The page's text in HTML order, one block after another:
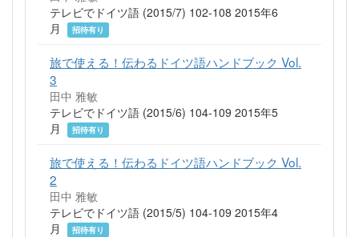
テレビでドイツ語 (2015/7) 102-108 2015年6
月
招待有り
旅で使える！伝わるドイツ語ハンドブック Vol.
3
田中 雅敏
テレビでドイツ語 (2015/6) 104-109 2015年5
月
招待有り
旅で使える！伝わるドイツ語ハンドブック Vol.
2
田中 雅敏
テレビでドイツ語 (2015/5) 104-109 2015年4
月
招待有り